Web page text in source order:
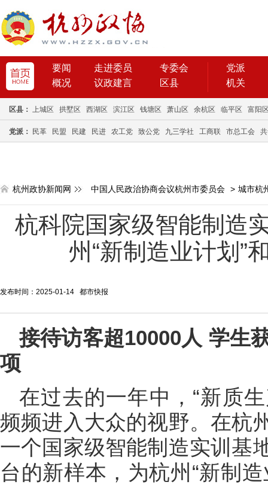
要闻 走进委员
专委会
概况
议政建言 区县
党派
机关
区县： 上城区 拱墅区 西湖区 滨江区 钱塘区 萧山区 余杭区 临平区 富阳
党派： 民革 民盟 民建 民进 农工党 致公党 九三学社 工商联 市总工会
杭州政协新闻网 中国人民政治协商会议杭州市委员会 > 城市杭
杭科院国家级智能制造
州“新制造业计划”
发布时间：2025-01-14 都市快报
接待访客超10000人 学生
项
在过去的一年中，“新质生
频频进入大众的视野。在杭
一个国家级智能制造实训基
台的新样本，为杭州“新制